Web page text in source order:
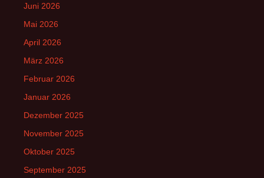
Juni 2026
Mai 2026
April 2026
März 2026
Februar 2026
Januar 2026
Dezember 2025
November 2025
Oktober 2025
September 2025